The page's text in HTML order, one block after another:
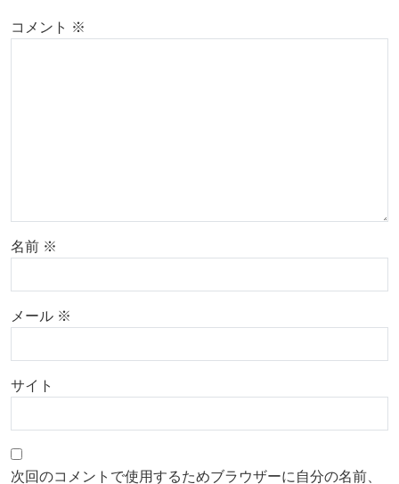
コメント ※
名前 ※
メール ※
サイト
次回のコメントで使用するためブラウザーに自分の名前、